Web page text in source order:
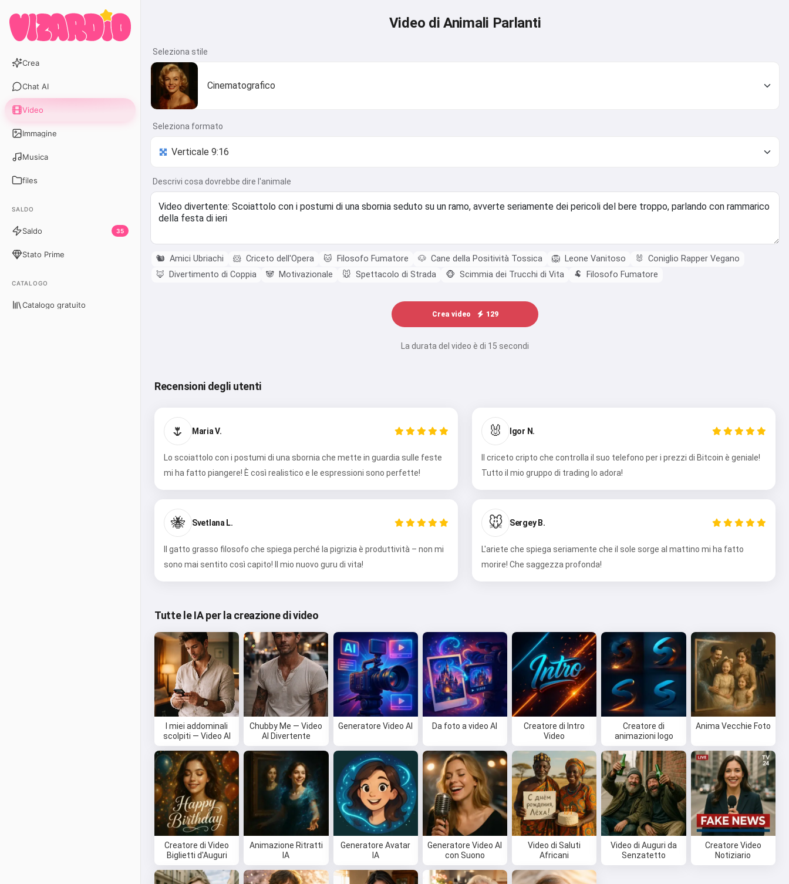
Crea
Chat AI
Video
Immagine
Musica
files
SALDO
Saldo 35
Stato Prime
CATALOGO
Catalogo gratuito
Video di Animali Parlanti
Seleziona stile
Cinematografico
Seleziona formato
Descrivi cosa dovrebbe dire l'animale
🐿️ Amici Ubriachi 🐹 Criceto dell'Opera 🐱 Filosofo Fumatore 🐶 Cane della Positività Tossica 🦁 Leone Vanitoso 🐰 Coniglio Rapper Vegano
🦊
Divertimento di Coppia 🐼 Motivazionale 🐭 Spettacolo di Strada 🐵 Scimmia dei Trucchi di Vita 🐏 Filosofo Fumatore
Crea video 129
La durata del video è di 15 secondi
Recensioni degli utenti
🌷 Maria V.
Lo scoiattolo con i postumi di una sbornia che mette in guardia sulle feste
mi ha fatto piangere! È così realistico e le espressioni sono perfette!
🐰 Igor N.
Il criceto cripto che controlla il suo telefono per i prezzi di Bitcoin è geniale!
Tutto il mio gruppo di trading lo adora!
🐝 Svetlana L.
Il gatto grasso filosofo che spiega perché la pigrizia è produttività – non mi
sono mai sentito così capito! Il mio nuovo guru di vita!
🐭 Sergey B.
L'ariete che spiega seriamente che il sole sorge al mattino mi ha fatto
morire! Che saggezza profonda!
Tutte le IA per la creazione di video
I miei addominali
scolpiti — Video AI
Chubby Me — Video
AI Divertente
Generatore Video AI Da foto a video AI
Creatore di Intro
Video
Creatore di
animazioni logo
Anima Vecchie Foto
Creatore di Video
Biglietti d'Auguri
Animazione Ritratti
IA
Generatore Avatar
IA
Generatore Video AI
con Suono
Video di Saluti
Africani
Video di Auguri da
Senzatetto
Creatore Video
Notiziario